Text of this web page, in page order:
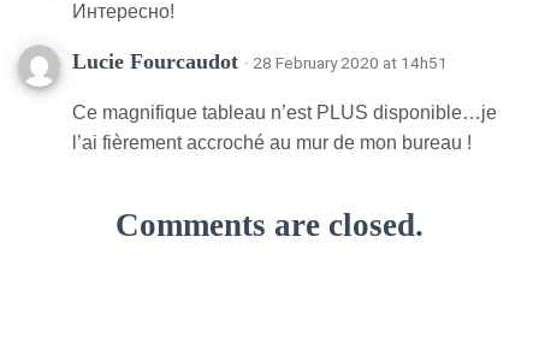
Интересно!
Lucie Fourcaudot · 28 February 2020 at 14h51
Ce magnifique tableau n’est PLUS disponible…je
l’ai fièrement accroché au mur de mon bureau !
Comments are closed.